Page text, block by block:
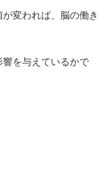
変われば、脳の働き
を与えているかで